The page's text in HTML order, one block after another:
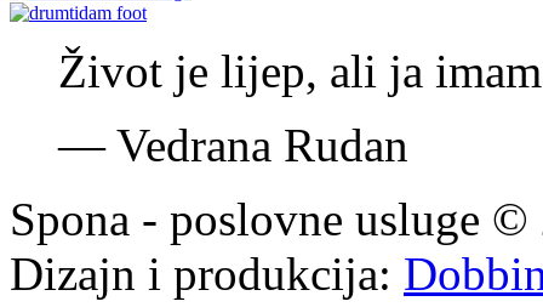
Život je lijep, ali ja
—Vedrana Rudan
Spona - poslovne usluge
Dizajn i produkcija: